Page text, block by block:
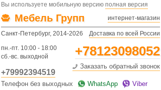
Вы используете мобильную версию полная версия
Мебель Групп интернет-магазин
Санкт-Петербург, 2014-2026 Доставка по всей России
пн.-пт. 10:00 - 18:00
сб.-вс. выходной
+78123098052
+79992394519
Заказать обратный звонок
Телефон без выходных WhatsApp Viber